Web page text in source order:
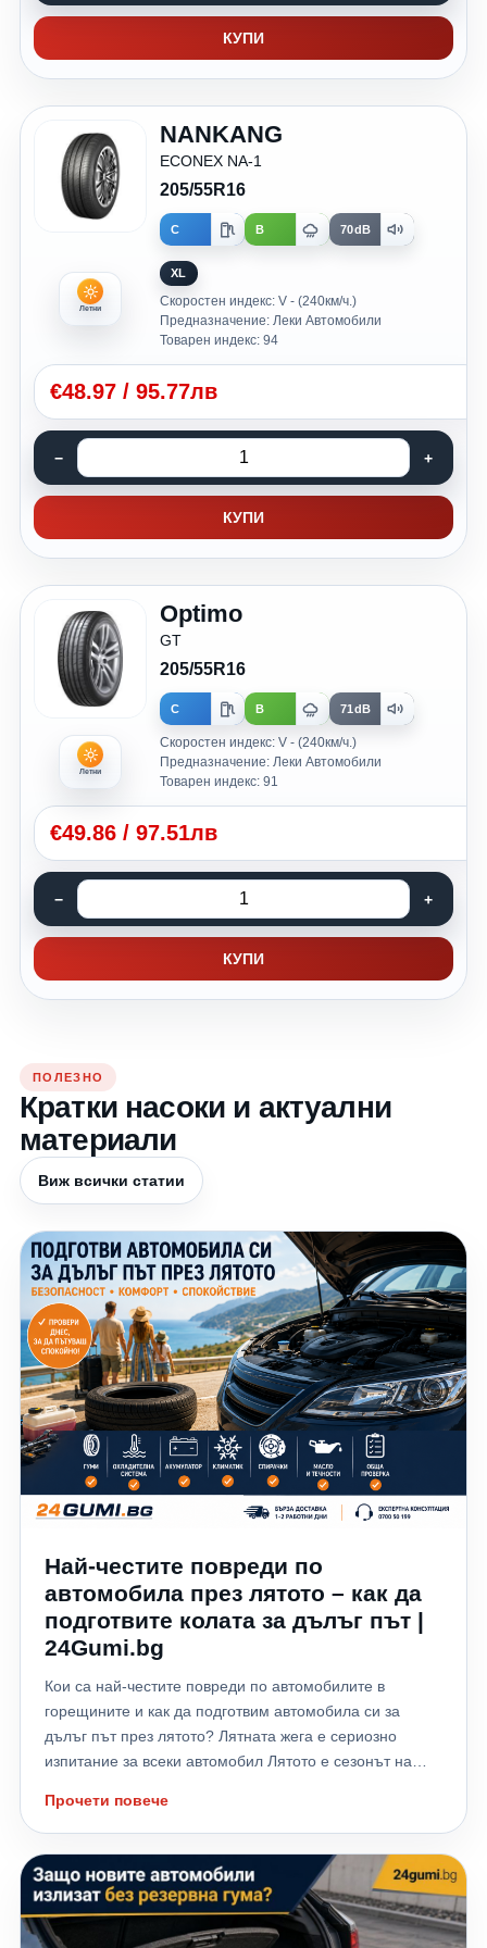
КУПИ
Летни
NANKANG
ECONEX NA-1
205/55R16
C B 70dB
XL
Скоростен индекс: V - (240км/ч.)
Предназначение: Леки Автомобили
Товарен индекс: 94
€48.97 / 95.77лв
КУПИ
Летни
Optimo
GT
205/55R16
C B 71dB
Скоростен индекс: V - (240км/ч.)
Предназначение: Леки Автомобили
Товарен индекс: 91
€49.86 / 97.51лв
КУПИ
ПОЛЕЗНО
Кратки насоки и актуални
материали
Виж всички статии
Най-честите повреди по
автомобила през лятото – как да
подготвите колата за дълъг път |
24Gumi.bg
Кои са най-честите повреди по автомобилите в
горещините и как да подготвим автомобила си за
дълъг път през лятото? Лятната жега е сериозно
изпитание за всеки автомобил Лятото е сезонът на
които много шофьори изминават към морето,
планината или чужбина. Високите температури обаче
не натоварват само водача – те поставят на сериозно
изпитание всички системи на автомобила. Всяка
година хиляди автомобили аварират именно през
летните месеци заради прегряване на двигателя,
Прочети повече